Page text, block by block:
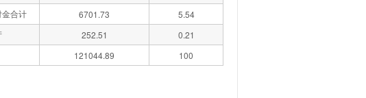
合计
6701.73
5.54
252.51
0.21
121044.89 100